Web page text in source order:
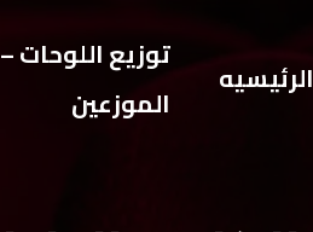
الرئيسيه
توزيع اللوحات –
الموزعين